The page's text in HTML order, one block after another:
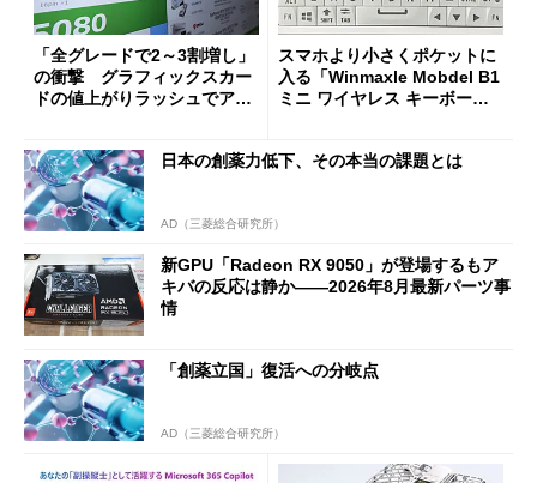
「全グレードで2～3割増し」
の衝撃 グラフィックスカー
ドの値上がりラッシュでアキ
スマホより小さくポケットに
入る「Winmaxle Mobdel B1
ミニ ワイヤレス キーボー
日本の創薬力低下、その本当の課題とは
AD（三菱総合研究所）
新GPU「Radeon RX 9050」が登場するもア
キバの反応は静か――2026年8月最新パーツ事
情
「創薬立国」復活への分岐点
AD（三菱総合研究所）